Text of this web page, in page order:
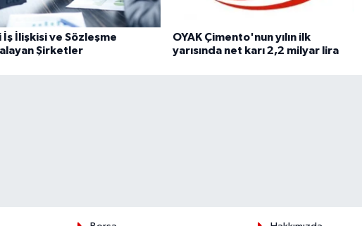
İş İlişkisi ve Sözleşme
Şirketler
OYAK Çimento'nun yılın ilk
yarısında net karı 2,2 milyar lira